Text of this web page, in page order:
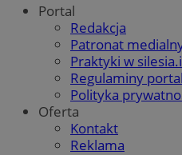
Portal
Redakcja
Patronat
Praktyki w
Regulaminy
Polityka
Oferta
Kontakt
Reklama